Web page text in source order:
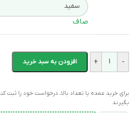
صاف
-
+ افزودن به سبد خرید
برای خرید عمده یا تعداد بالا، درخواست خود را ثبت
بگیرند